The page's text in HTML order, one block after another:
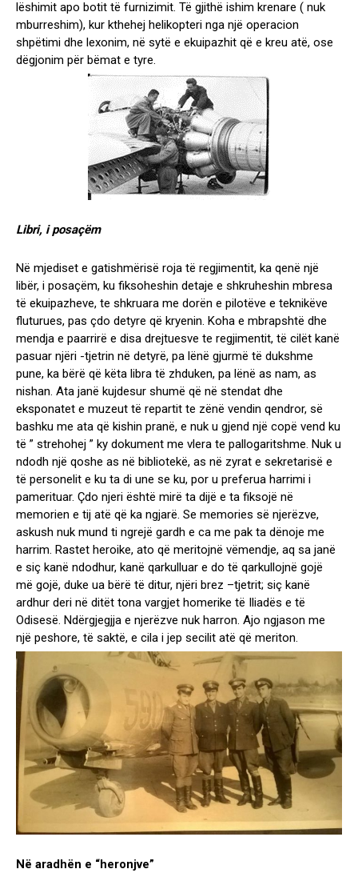
lëshimit apo botit të furnizimit. Të gjithë ishim krenare ( nuk
mburreshim), kur kthehej helikopteri nga një operacion
shpëtimi dhe lexonim, në sytë e ekuipazhit që e kreu atë, ose
dëgjonim për bëmat e tyre.
Libri, i posaçëm
Në mjediset e gatishmërisë roja të regjimentit, ka qenë një
libër, i posaçëm, ku fiksoheshin detaje e shkruheshin mbresa
të ekuipazheve, te shkruara me dorën e pilotëve e teknikëve
fluturues, pas çdo detyre që kryenin. Koha e mbrapshtë dhe
mendja e paarrirë e disa drejtuesve te regjimentit, të cilët kanë
pasuar njëri -tjetrin në detyrë, pa lënë gjurmë të dukshme
pune, ka bërë që këta libra të zhduken, pa lënë as nam, as
nishan. Ata janë kujdesur shumë që në stendat dhe
eksponatet e muzeut të repartit te zënë vendin qendror, së
bashku me ata që kishin pranë, e nuk u gjend një copë vend ku
të ” strehohej ” ky dokument me vlera te pallogaritshme. Nuk u
ndodh një qoshe as në bibliotekë, as në zyrat e sekretarisë e
të personelit e ku ta di une se ku, por u preferua harrimi i
pamerituar. Çdo njeri është mirë ta dijë e ta fiksojë në
memorien e tij atë që ka ngjarë. Se memories së njerëzve,
askush nuk mund ti ngrejë gardh e ca me pak ta dënoje me
harrim. Rastet heroike, ato që meritojnë vëmendje, aq sa janë
e siç kanë ndodhur, kanë qarkulluar e do të qarkullojnë gojë
më gojë, duke ua bërë të ditur, njëri brez –tjetrit; siç kanë
ardhur deri në ditët tona vargjet homerike të Iliadës e të
Odisesë. Ndërgjegjja e njerëzve nuk harron. Ajo ngjason me
një peshore, të saktë, e cila i jep secilit atë që meriton.
Në aradhën e “heronjve”